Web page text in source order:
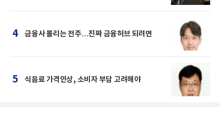
4 금융사 몰리는 전주…진짜 금융허브 되려면
5 식음료 가격인상, 소비자 부담 고려해야